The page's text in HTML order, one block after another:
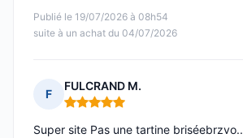
Publié le 19/07/2026 à 08h54
suite à un achat du 04/07/2026
F
FULCRAND M.
Note : 5 sur 5
Super site Pas une tartine briséebrzvo..